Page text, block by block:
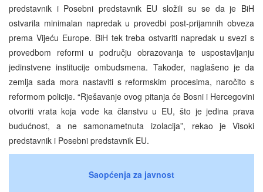
predstavnik i Posebni predstavnik EU složili su se da je BiH
ostvarila minimalan napredak u provedbi post-prijamnih obveza
prema Vijeću Europe. BiH tek treba ostvariti napredak u svezi s
provedbom reformi u području obrazovanja te uspostavljanju
jedinstvene institucije ombudsmena. Također, naglašeno je da
zemlja sada mora nastaviti s reformskim procesima, naročito s
reformom policije. “Rješavanje ovog pitanja će Bosni i Hercegovini
otvoriti vrata koja vode ka članstvu u EU, što je jedina prava
budućnost, a ne samonametnuta izolacija”, rekao je Visoki
predstavnik i Posebni predstavnik EU.
Saopćenja za javnost